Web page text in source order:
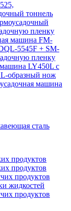
тоннель
пленку
машина FM-
5545F + SM-
пленку
LY450L с
L-образный нож
машина
сталь
продуктов
продуктов
продуктов
жидкостей
продуктов